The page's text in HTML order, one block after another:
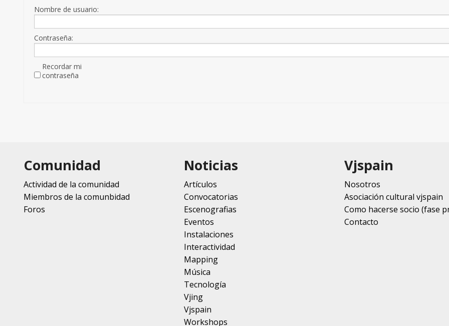
Nombre de usuario:
Contraseña:
Recordar mi
contraseña
Comunidad
Actividad de la comunidad
Miembros de la comunbidad
Foros
Noticias
Artículos
Convocatorias
Escenografias
Eventos
Instalaciones
Interactividad
Mapping
Música
Tecnología
Vjing
Vjspain
Workshops
Vjspain
Nosotros
Asociación cultural vjspain
Como hacerse socio (fase
Contacto